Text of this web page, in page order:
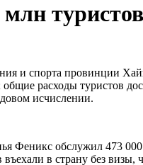
и спорта провинции
расходы туристов
исчислении.
Феникс обслужил 473
в страну без